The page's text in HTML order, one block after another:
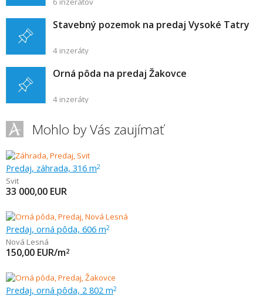
Stavebný pozemok na predaj Vysoké Tatry
4 inzeráty
Orná pôda na predaj Žakovce
4 inzeráty
Mohlo by Vás zaujímať
Predaj, záhrada, 316 m2
Svit
33 000,00 EUR
Predaj, orná pôda, 606 m2
Nová Lesná
150,00 EUR/m2
Predaj, orná pôda, 2 802 m2